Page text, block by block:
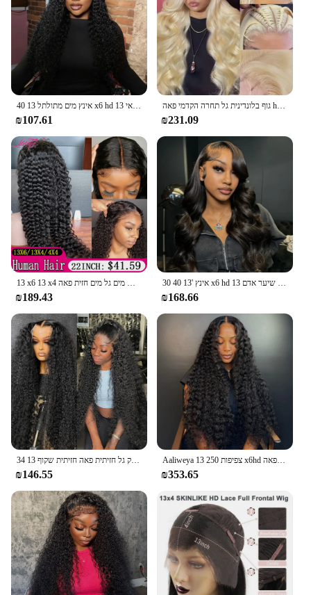
your racing vehicle's performance or expand your
product offerings, the 934901G260 Racing Flaps
are an excellent choice for vendors and suppliers
seeking to provide top-tier racing accessories.
₪107.61
גוף בלונדינית גל תחרה הקדמי פאה hd שקוף תחרה 13 x4 13 x6 שיער אדם 613 מראש פאות חזיתית מלאה פאות 200% צפיפות
₪231.09
₪189.43 ₪168.66
₪146.55
Aaliweya צפיפות 250 13 x6hd תחרה חזיתית פאה חזיתית רופף גל עמוק של שיער אדם פאות 30 אינץ מים גל מים מתולתל חזית שיער אדם פאה
₪353.65